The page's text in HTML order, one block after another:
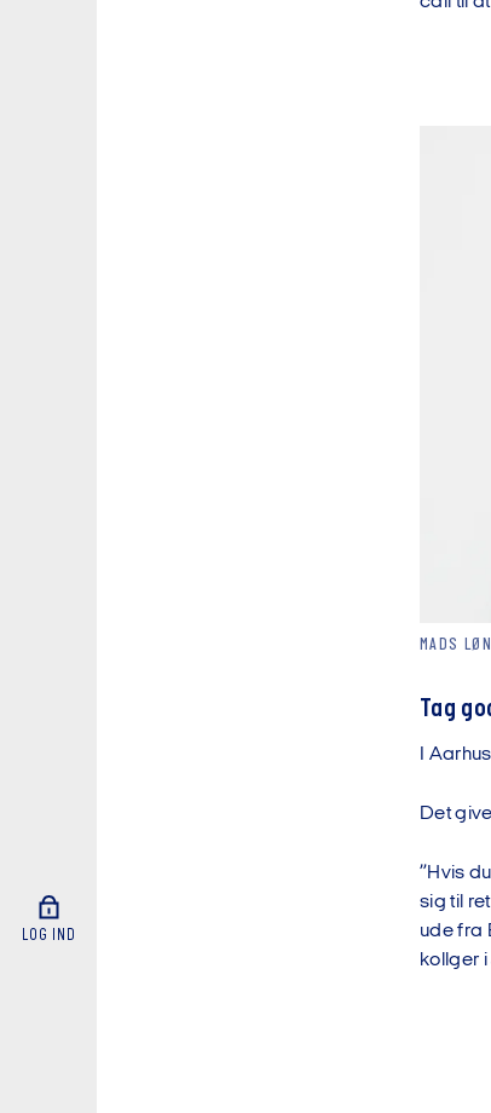
LOG IND
MADS
Tag
I
Det
”Hvis
sig til
ude fra
kollger